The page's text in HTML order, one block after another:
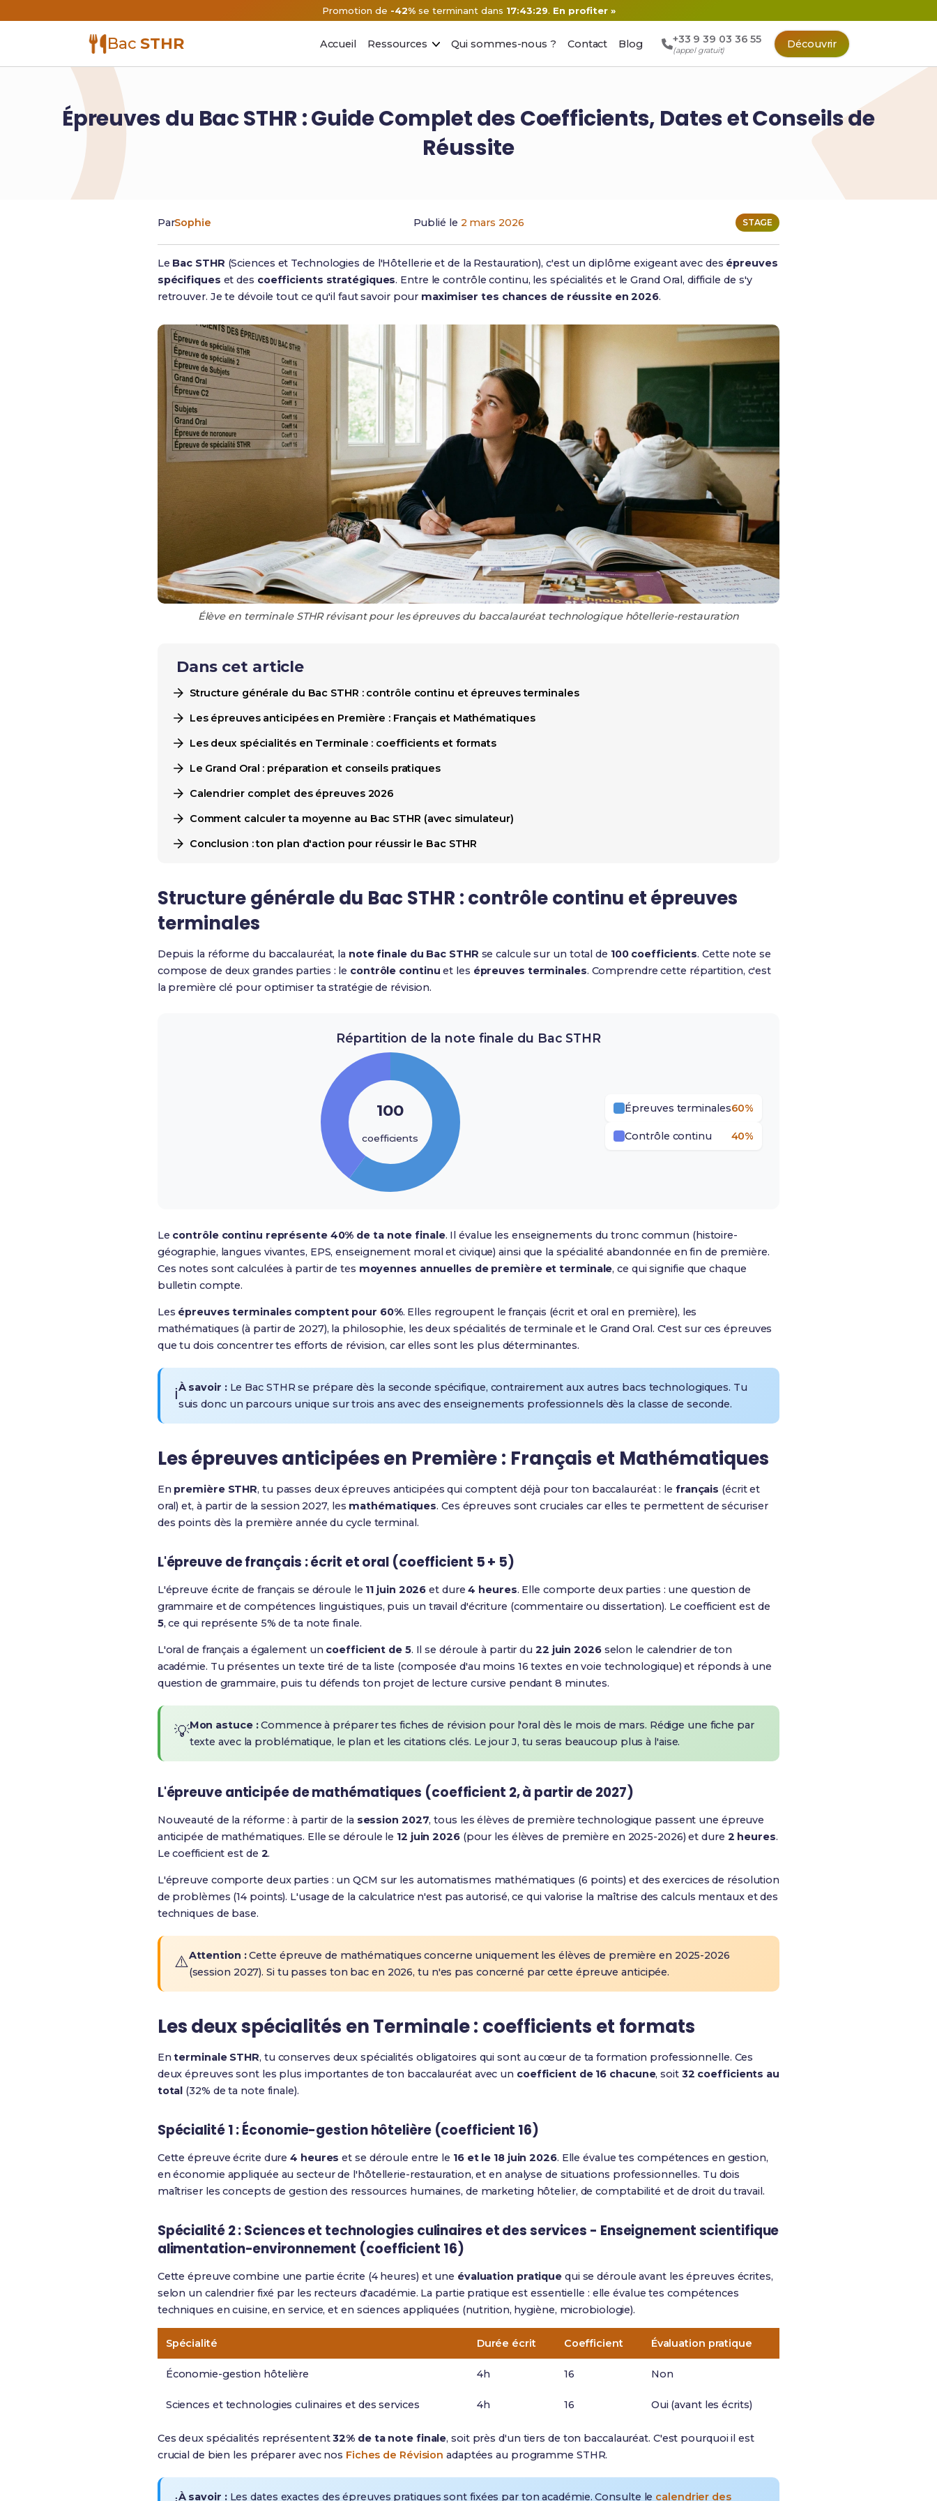
Promotion de -42%se terminant dans 17:43:28. En profiter »
Bac STHR Accueil Ressources Qui sommes-nous ? Contact Blog +33 9 39 03 36 55
(appel gratuit)
Découvrir
Épreuves du Bac STHR : Guide Complet des Coefficients, Dates et Conseils de
Réussite
ParSophie Publié le 2 mars 2026 STAGE
Le Bac STHR (Sciences et Technologies de l'Hôtellerie et de la Restauration), c'est un diplôme exigeant avec des épreuves
spécifiques et des coefficients stratégiques. Entre le contrôle continu, les spécialités et le Grand Oral, difficile de s'y
retrouver. Je te dévoile tout ce qu'il faut savoir pour maximiser tes chances de réussite en 2026.
Élève en terminale STHR révisant pour les épreuves du baccalauréat technologique hôtellerie-restauration
Dans cet article
Structure générale du Bac STHR : contrôle continu et épreuves terminales
Les épreuves anticipées en Première : Français et Mathématiques
Les deux spécialités en Terminale : coefficients et formats
Le Grand Oral : préparation et conseils pratiques
Calendrier complet des épreuves 2026
Comment calculer ta moyenne au Bac STHR (avec simulateur)
Conclusion : ton plan d'action pour réussir le Bac STHR
Structure générale du Bac STHR : contrôle continu et épreuves
terminales
Depuis la réforme du baccalauréat, la note finale du Bac STHR se calcule sur un total de 100 coefficients. Cette note se
compose de deux grandes parties : le contrôle continu et les épreuves terminales. Comprendre cette répartition, c'est
la première clé pour optimiser ta stratégie de révision.
Répartition de la note finale du Bac STHR
100
coefficients
Épreuves terminales60%
Contrôle continu 40%
Le contrôle continu représente 40% de ta note finale. Il évalue les enseignements du tronc commun (histoire-
géographie, langues vivantes, EPS, enseignement moral et civique) ainsi que la spécialité abandonnée en fin de première.
Ces notes sont calculées à partir de tes moyennes annuelles de première et terminale, ce qui signifie que chaque
bulletin compte.
Les épreuves terminales comptent pour 60%. Elles regroupent le français (écrit et oral en première), les
mathématiques (à partir de 2027), la philosophie, les deux spécialités de terminale et le Grand Oral. C'est sur ces épreuves
que tu dois concentrer tes efforts de révision, car elles sont les plus déterminantes.
ℹ️À savoir :Le Bac STHR se prépare dès la seconde spécifique, contrairement aux autres bacs technologiques. Tu
suis donc un parcours unique sur trois ans avec des enseignements professionnels dès la classe de seconde.
Les épreuves anticipées en Première : Français et Mathématiques
En première STHR, tu passes deux épreuves anticipées qui comptent déjà pour ton baccalauréat : le français (écrit et
oral) et, à partir de la session 2027, les mathématiques. Ces épreuves sont cruciales car elles te permettent de sécuriser
des points dès la première année du cycle terminal.
L'épreuve de français : écrit et oral (coefficient 5 + 5)
L'épreuve écrite de français se déroule le 11 juin 2026 et dure4 heures. Elle comporte deux parties : une question de
grammaire et de compétences linguistiques, puis un travail d'écriture (commentaire ou dissertation). Le coefficient est de
5, ce qui représente 5% de ta note finale.
L'oral de français a également un coefficient de 5. Il se déroule à partir du 22 juin 2026selon le calendrier de ton
académie. Tu présentes un texte tiré de ta liste (composée d'au moins 16 textes en voie technologique) et réponds à une
question de grammaire, puis tu défends ton projet de lecture cursive pendant 8 minutes.
💡Mon astuce :Commence à préparer tes fiches de révision pour l'oral dès le mois de mars. Rédige une fiche par
texte avec la problématique, le plan et les citations clés. Le jour J, tu seras beaucoup plus à l'aise.
L'épreuve anticipée de mathématiques (coefficient 2, à partir de 2027)
Nouveauté de la réforme : à partir de la session 2027, tous les élèves de première technologique passent une épreuve
anticipée de mathématiques. Elle se déroule le 12 juin 2026(pour les élèves de première en 2025-2026) et dure 2 heures.
Le coefficient est de 2.
L'épreuve comporte deux parties : un QCM sur les automatismes mathématiques (6 points) et des exercices de résolution
de problèmes (14 points). L'usage de la calculatrice n'est pas autorisé, ce qui valorise la maîtrise des calculs mentaux et des
techniques de base.
⚠️Attention :Cette épreuve de mathématiques concerne uniquement les élèves de première en 2025-2026
(session 2027). Si tu passes ton bac en 2026, tu n'es pas concerné par cette épreuve anticipée.
Les deux spécialités en Terminale : coefficients et formats
Enterminale STHR, tu conserves deux spécialités obligatoires qui sont au cœur de ta formation professionnelle. Ces
deux épreuves sont les plus importantes de ton baccalauréat avec un coefficient de 16 chacune, soit 32 coefficients au
total (32% de ta note finale).
Spécialité 1 : Économie-gestion hôtelière (coefficient 16)
Cette épreuve écrite dure4 heures et se déroule entre le 16 et le 18 juin 2026. Elle évalue tes compétences en gestion,
en économie appliquée au secteur de l'hôtellerie-restauration, et en analyse de situations professionnelles. Tu dois
maîtriser les concepts de gestion des ressources humaines, de marketing hôtelier, de comptabilité et de droit du travail.
Spécialité 2 : Sciences et technologies culinaires et des services - Enseignement scientifique
alimentation-environnement (coefficient 16)
Cette épreuve combine une partie écrite (4 heures) et une évaluation pratique qui se déroule avant les épreuves écrites,
selon un calendrier fixé par les recteurs d'académie. La partie pratique est essentielle : elle évalue tes compétences
techniques en cuisine, en service, et en sciences appliquées (nutrition, hygiène, microbiologie).
Spécialité Durée écrit Coefficient Évaluation pratique
Économie-gestion hôtelière 4h 16 Non
Sciences et technologies culinaires et des services 4h 16 Oui (avant les écrits)
Ces deux spécialités représentent32% de ta note finale, soit près d'un tiers de ton baccalauréat. C'est pourquoi il est
crucial de bien les préparer avec nos Fiches de Révision adaptées au programme STHR.
À savoir :Les dates exactes des épreuves pratiques sont fixées par ton académie. Consulte le calendrier des